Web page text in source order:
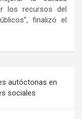
los recursos del
finalizó el
autóctonas en
sociales